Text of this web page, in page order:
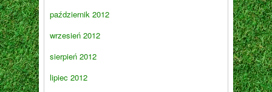
październik 2012
wrzesień 2012
sierpień 2012
lipiec 2012